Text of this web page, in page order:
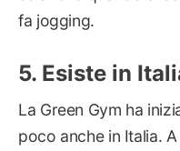
fa jogging.
Esiste in
La Green Gym ha
poco anche in Italia.